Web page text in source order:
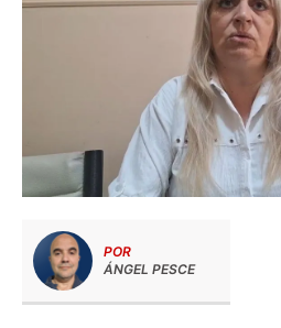
POR
ÁNGEL PESCE